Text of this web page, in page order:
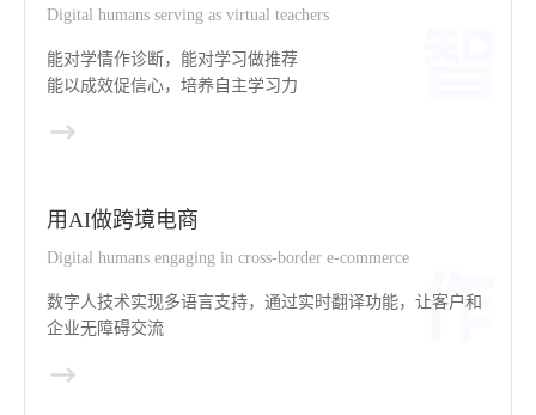
Digital humans serving as virtual teachers
能对学情作诊断，能对学习做推荐
能以成效促信心，培养自主学习力
用AI做跨境电商
Digital humans engaging in cross-border e-commerce
数字人技术实现多语言支持，通过实时翻译功能，让客户和
企业无障碍交流